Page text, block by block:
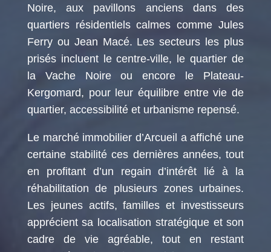
Noire, aux pavillons anciens dans des
quartiers résidentiels calmes comme Jules
Ferry ou Jean Macé. Les secteurs les plus
prisés incluent le centre-ville, le quartier de
la Vache Noire ou encore le Plateau-
Kergomard, pour leur équilibre entre vie de
quartier, accessibilité et urbanisme repensé.
Le marché immobilier d’Arcueil a affiché une
certaine stabilité ces dernières années, tout
en profitant d’un regain d’intérêt lié à la
réhabilitation de plusieurs zones urbaines.
Les jeunes actifs, familles et investisseurs
apprécient sa localisation stratégique et son
cadre de vie agréable, tout en restant